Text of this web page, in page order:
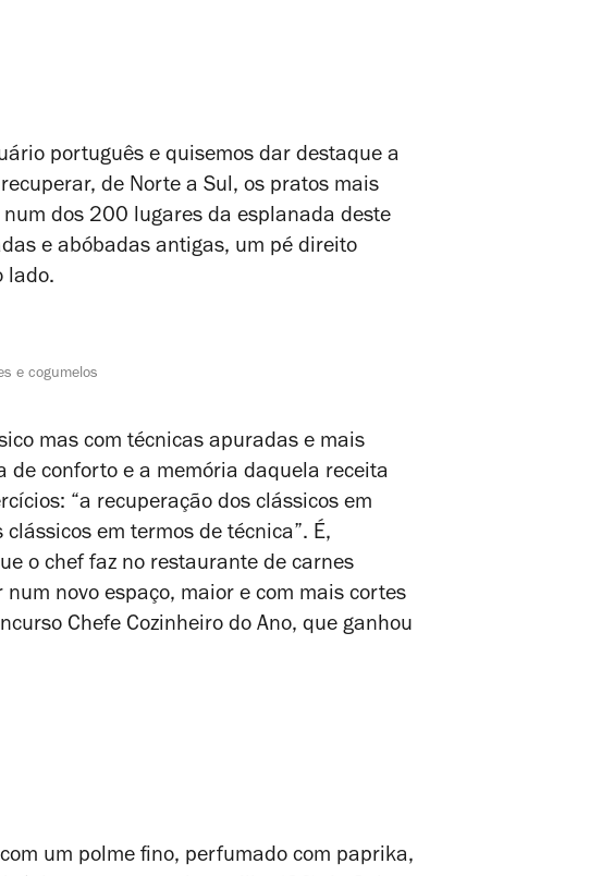
português e quisemos dar destaque a
de Norte a Sul, os pratos mais
dos 200 lugares da esplanada deste
e abóbadas antigas, um pé direito
lado.
e cogumelos
mas com técnicas apuradas e mais
de conforto e a memória daquela receita
“a recuperação dos clássicos em
em termos de técnica”. É,
o chef faz no restaurante de carnes
novo espaço, maior e com mais cortes
Chefe Cozinheiro do Ano, que ganhou
um polme fino, perfumado com paprika,